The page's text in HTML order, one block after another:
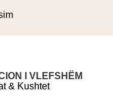
I VLEFSHËM
& Kushtet